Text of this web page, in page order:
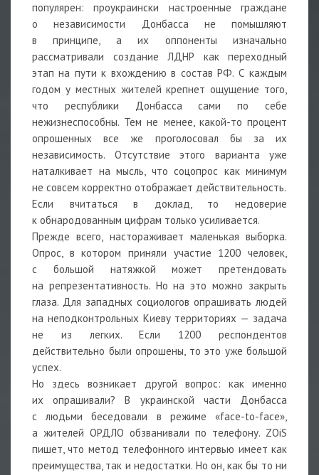
популярен: проукраински настроенные граждане
о независимости Донбасса не помышляют
в принципе, а их оппоненты изначально
рассматривали создание ЛДНР как переходный
этап на пути к вхождению в состав РФ. С каждым
годом у местных жителей крепнет ощущение того,
что республики Донбасса сами по себе
нежизнеспособны. Тем не менее, какой-то процент
опрошенных все же проголосовал бы за их
независимость. Отсутствие этого варианта уже
наталкивает на мысль, что соцопрос как минимум
не совсем корректно отображает действительность.
Если вчитаться в доклад, то недоверие
к обнародованным цифрам только усиливается.
Прежде всего, настораживает маленькая выборка.
Опрос, в котором приняли участие 1200 человек,
с большой натяжкой может претендовать
на репрезентативность. Но на это можно закрыть
глаза. Для западных социологов опрашивать людей
на неподконтрольных Киеву территориях — задача
не из легких. Если 1200 респондентов
действительно были опрошены, то это уже большой
успех.
Но здесь возникает другой вопрос: как именно
их опрашивали? В украинской части Донбасса
с людьми беседовали в режиме «face-to-face»,
а жителей ОРДЛО обзванивали по телефону. ZOiS
пишет, что метод телефонного интервью имеет как
преимущества, так и недостатки. Но он, как бы то ни